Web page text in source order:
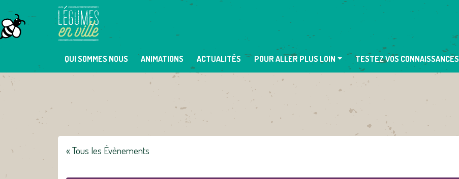
to
content
QUI SOMMES NOUS ANIMATIONS ACTUALITÉS POUR ALLER PLUS LOIN TESTEZ VOS CONNAISSANCES
« Tous les Évènements